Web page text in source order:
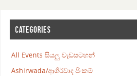
CATEGORIES
All Events සියලු වැඩසටහන්
Ashirwada/ආශීර්වාද පිංකම්